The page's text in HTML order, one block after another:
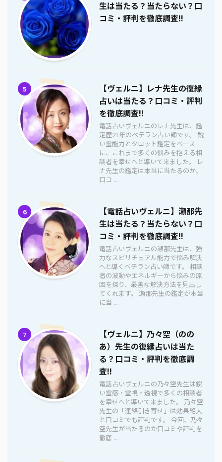
生は当たる？当たらない？口
コミ・評判を徹底調査!!
5
【ヴェルニ】レナ先生の復縁
占いは当たる？口コミ・評判
を徹底調査!!
電話占いヴェルニのレナ先生は、鑑
定歴21年のベテラン占い師です。 鋭
い霊能力とタロット鑑定をベース
に、これまで多くの悩みを抱える相
談者を幸せへと導いて来ました。 レ
ナ先生の鑑定は本当に当たるのか、
口コ ...
6
【電話占いヴェルニ】瀬那先
生は当たる？当たらない？口
コミ・評判を徹底調査!!
電話占いヴェルニの瀬那先生は、強
力なスピリチュアル能力で悩み解決
へと導くベテラン占い師です。 相談
者の波動やエネルギーから悩みの原
因を探り、最善な解決方法を見出し
てくれます。 瀬那先生の鑑定が本当
に当 ...
7
【ヴェルニ】乃々空（のの
あ）先生の復縁占いは当た
る？口コミ・評判を徹底調
査!!
電話占いヴェルニの乃々空先生は鋭
い霊感・霊視・透視で多くの相談者
を幸せへと導いて来ました。 乃々空
先生の「連絡引き寄せ」は効果絶大
と口コミでも評判です。 今回、乃々
空先生が当たるのか口コミや評判を
徹底 ...